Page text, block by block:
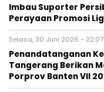
Imbau Suporter
Perayaan Promosi
Selasa, 30 Juni 2026 - 22:07
Penandatanganan
Tangerang Berikan
Porprov Banten VII